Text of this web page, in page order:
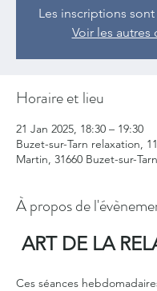
Les inscriptions
Voir les autres
Horaire et lieu
21 Jan 2025, 18:30 – 19:30
Buzet-sur-Tarn relaxation,
Martin, 31660 Buzet-sur-
À propos de
ART DE LA
Ces séances